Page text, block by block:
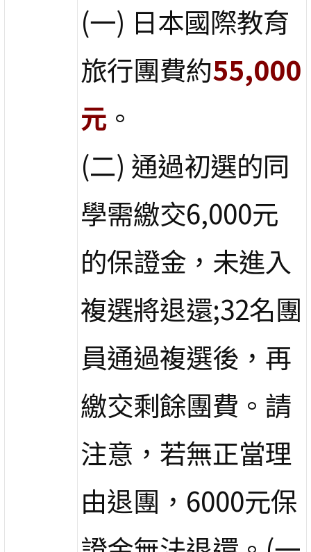
(一) 日本國際教育
旅行團費約55,000
元 。
(二) 通過初選的同
學需繳交6,000元
的保證金，未進入
複選將退還;32名團
員通過複選後，再
繳交剩餘團費。請
注意，若無正當理
由退團，6000元保